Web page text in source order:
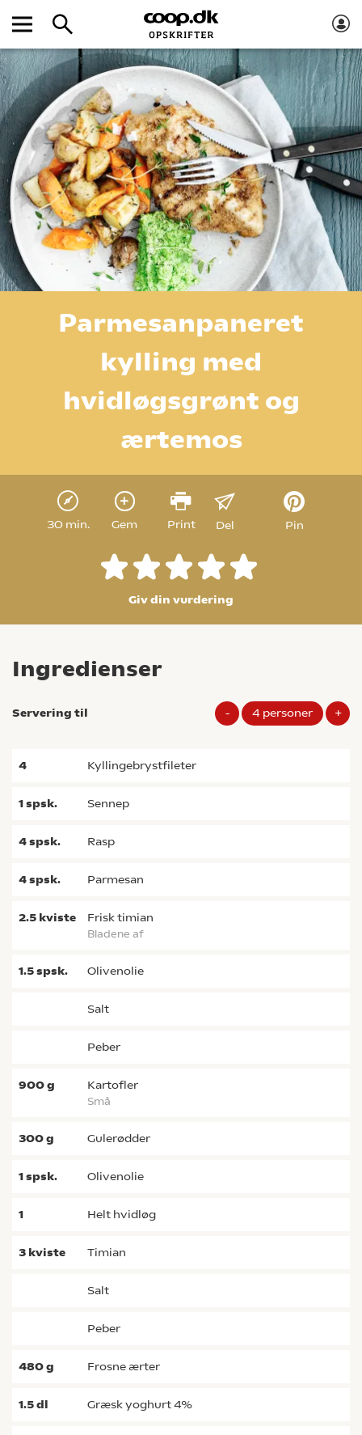
Parmesanpaneret
kylling med
hvidløgsgrønt og
ærtemos
30 min. Gem Print Del Pin
Giv din vurdering
Ingredienser
Servering til - 4 personer +
4 kyllingebrystfileter
1spsk. sennep
4spsk. rasp
4spsk. parmesan
2.5 kviste frisk timian
bladene af
1.5spsk. olivenolie
salt
peber
900g kartofler
små
300g gulerødder
1spsk. olivenolie
1 helt hvidløg
3 kviste timian
salt
peber
480g frosne ærter
1.5dl græsk yoghurt 4%